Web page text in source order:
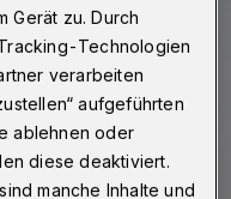
Gerät zu. Durch
Technologien
verarbeiten
aufgeführten
ablehnen oder
diese deaktiviert.
manche Inhalte und